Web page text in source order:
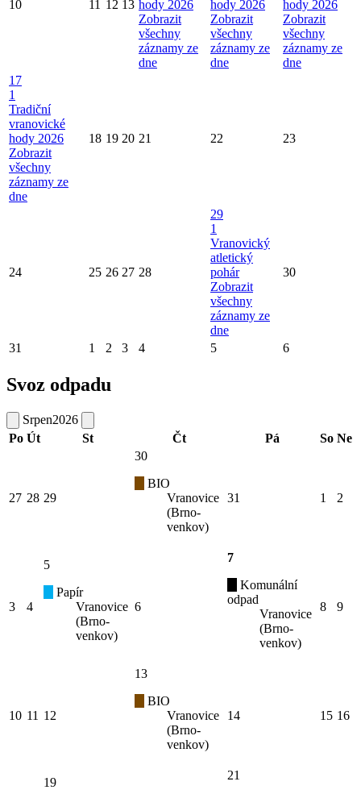
10 11 12 13 hody 2026
Zobrazit
všechny
záznamy ze
dne
hody 2026
Zobrazit
všechny
záznamy ze
dne
hody 2026
Zobrazit
všechny
záznamy ze
dne
17
1
Tradiční
vranovické
hody 2026
Zobrazit
všechny
záznamy ze
dne
18 19 20 21 22 23
24 25 26 27 28
29
1
Vranovický
atletický
pohár
Zobrazit
všechny
záznamy ze
dne
30
31 1 2 3 4 5 6
Svoz odpadu
Srpen2026
Po Út St Čt Pá So Ne
27 28 29
30
BIO
Vranovice
(Brno-
venkov)
31 1 2
3 4
5
Papír
Vranovice
(Brno-
venkov)
6
7
Komunální
odpad
Vranovice
(Brno-
venkov)
8 9
10 11 12
13
BIO
Vranovice
(Brno-
venkov)
14 15 16
19
21